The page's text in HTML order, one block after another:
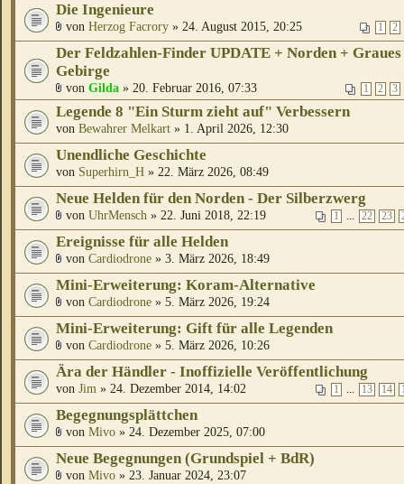
Die Ingenieure
1 2
von Herzog Facrory » 24. August 2015, 20:25
Der Feldzahlen-Finder UPDATE + Norden + Graues
Gebirge
1 2 3
von Gilda » 20. Februar 2016, 07:33
Legende 8 "Ein Sturm zieht auf" Verbessern
von Bewahrer Melkart » 1. April 2026, 12:30
Unendliche Geschichte
von Superhirn_H » 22. März 2026, 08:49
Neue Helden für den Norden - Der Silberzwerg
1 ... 22 23
von UhrMensch » 22. Juni 2018, 22:19
Ereignisse für alle Helden
von Cardiodrone » 3. März 2026, 18:49
Mini-Erweiterung: Koram-Alternative
von Cardiodrone » 5. März 2026, 19:24
Mini-Erweiterung: Gift für alle Legenden
von Cardiodrone » 5. März 2026, 10:26
Ära der Händler - Inoffizielle Veröffentlichung
1 ... 13 14
von Jim » 24. Dezember 2014, 14:02
Begegnungsplättchen
von Mivo » 24. Dezember 2025, 07:00
Neue Begegnungen (Grundspiel + BdR)
von Mivo » 23. Januar 2024, 23:07